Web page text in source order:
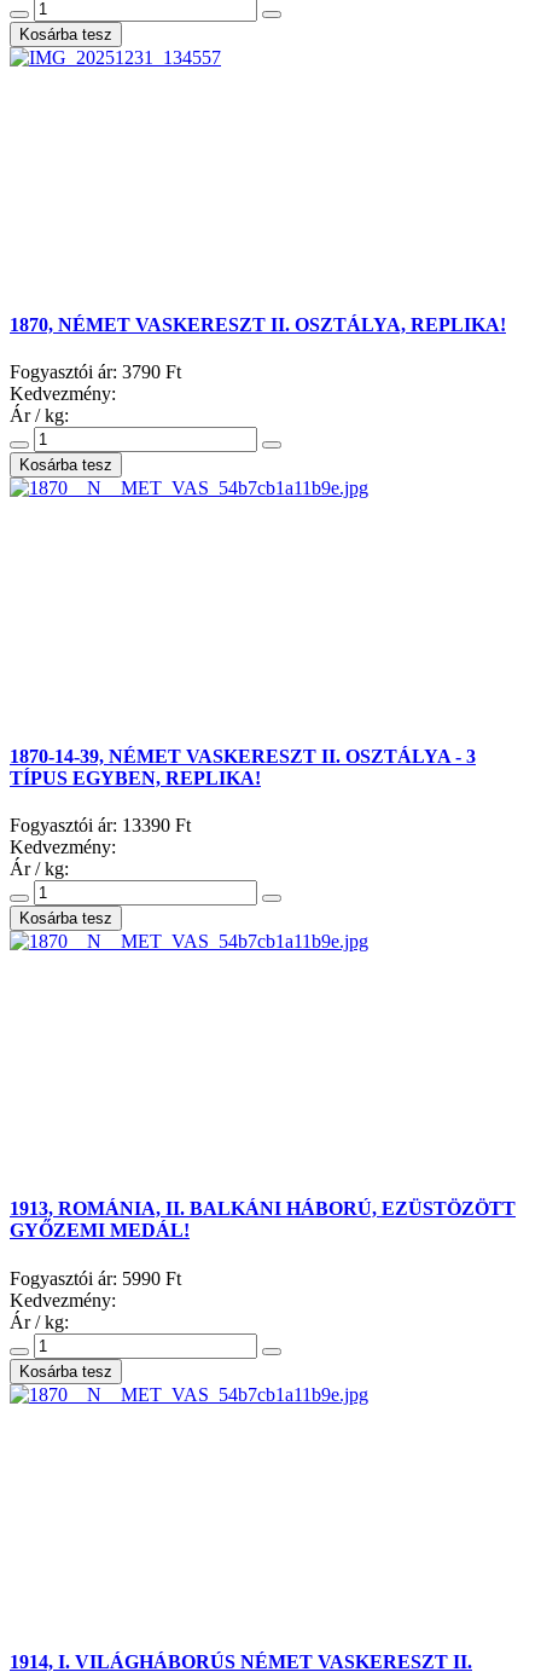
1870, NÉMET VASKERESZT II. OSZTÁLYA, REPLIKA!
Fogyasztói ár: 3790 Ft
Kedvezmény:
Ár / kg:
1870-14-39, NÉMET VASKERESZT II. OSZTÁLYA - 3
TÍPUS EGYBEN, REPLIKA!
Fogyasztói ár: 13390 Ft
Kedvezmény:
Ár / kg:
1913, ROMÁNIA, II. BALKÁNI HÁBORÚ, EZÜSTÖZÖTT
GYŐZEMI MEDÁL!
Fogyasztói ár: 5990 Ft
Kedvezmény:
Ár / kg:
1914, I. VILÁGHÁBORÚS NÉMET VASKERESZT II.